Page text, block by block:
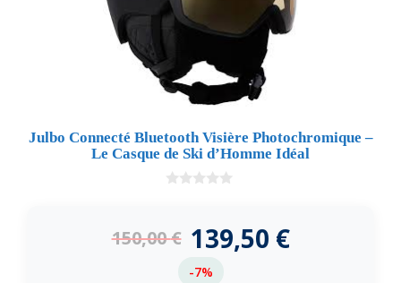
Julbo Connecté Bluetooth Visière Photochromique –
Le Casque de Ski d’Homme Idéal
5
150,00€ 139,50 €
-7%